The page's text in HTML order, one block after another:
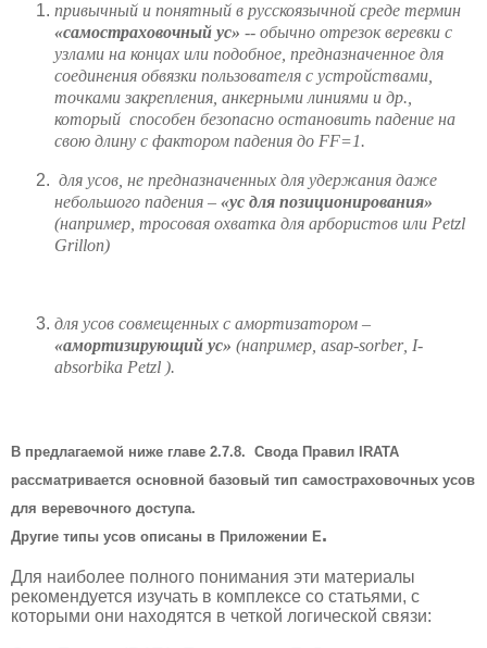
привычный и понятный в русскоязычной среде термин
«самостраховочный ус» -- обычно отрезок веревки с
узлами на концах или подобное, предназначенное для
соединения обвязки пользователя с устройствами,
точками закрепления, анкерными линиями и др.,
который способен безопасно остановить падение на
свою длину с фактором падения до FF=1.
для усов, не предназначенных для удержания даже
небольшого падения – «ус для позиционирования»
(например, тросовая охватка для арбористов или Petzl
Grillon)
для усов совмещенных с амортизатором –
«амортизирующий ус» (например, asap-sorber, I-
absorbika Petzl ).
В предлагаемой ниже главе 2.7.8. Свода Правил IRATA
рассматривается основной базовый тип самостраховочных усов
для веревочного доступа.
Другие типы усов описаны в Приложении E.
Для наиболее полного понимания эти материалы
рекомендуется изучать в комплексе со статьями, с
которыми они находятся в четкой логической связи: